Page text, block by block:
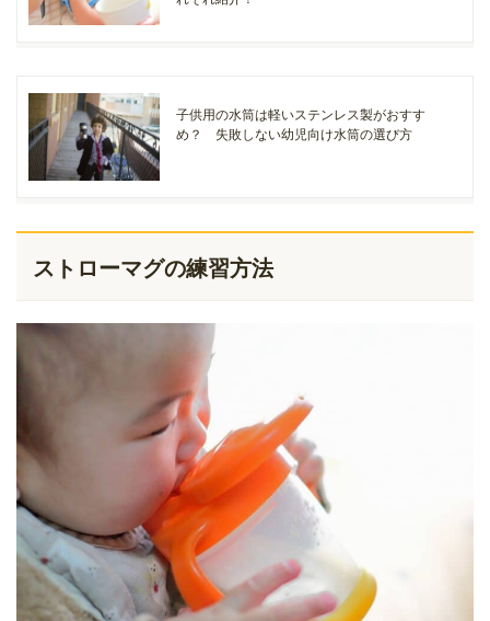
子供用の水筒は軽いステンレス製がおすす
め？ 失敗しない幼児向け水筒の選び方
ストローマグの練習方法